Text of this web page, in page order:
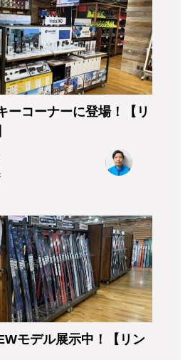
ーコーナーに登場！【リ
モデル展示中！【リン